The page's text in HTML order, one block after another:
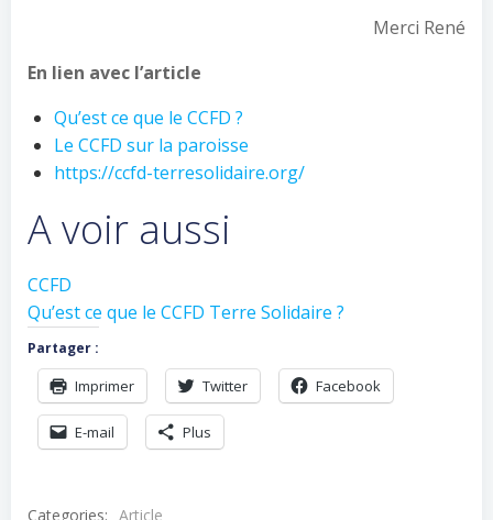
Merci René
En lien avec l’article
Qu’est ce que le CCFD ?
Le CCFD sur la paroisse
https://ccfd-terresolidaire.org/
A voir aussi
CCFD
Qu’est ce que le CCFD Terre Solidaire ?
Partager :
Imprimer Twitter Facebook
E-mail Plus
Categories: Article